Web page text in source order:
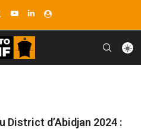
d’Abidjan 2024 :